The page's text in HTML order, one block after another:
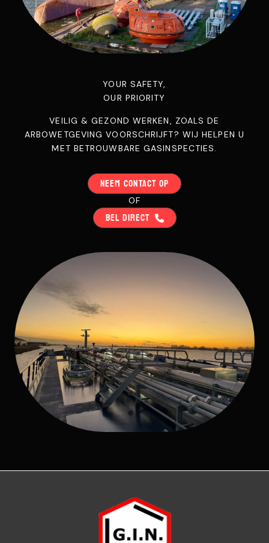
YOUR SAFETY,
OUR PRIORITY
VEILIG & GEZOND WERKEN, ZOALS DE
ARBOWETGEVING VOORSCHRIJFT? WIJ HELPEN U
MET BETROUWBARE GASINSPECTIES.
NEEM CONTACT OP
OF
BEL DIRECT